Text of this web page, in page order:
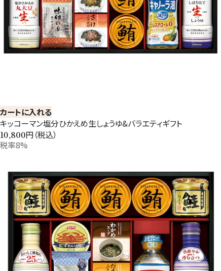
カートに入れる
キッコーマン塩分ひかえめ生しょうゆ&バラエティギフト
10,800円（税込）
税率8%